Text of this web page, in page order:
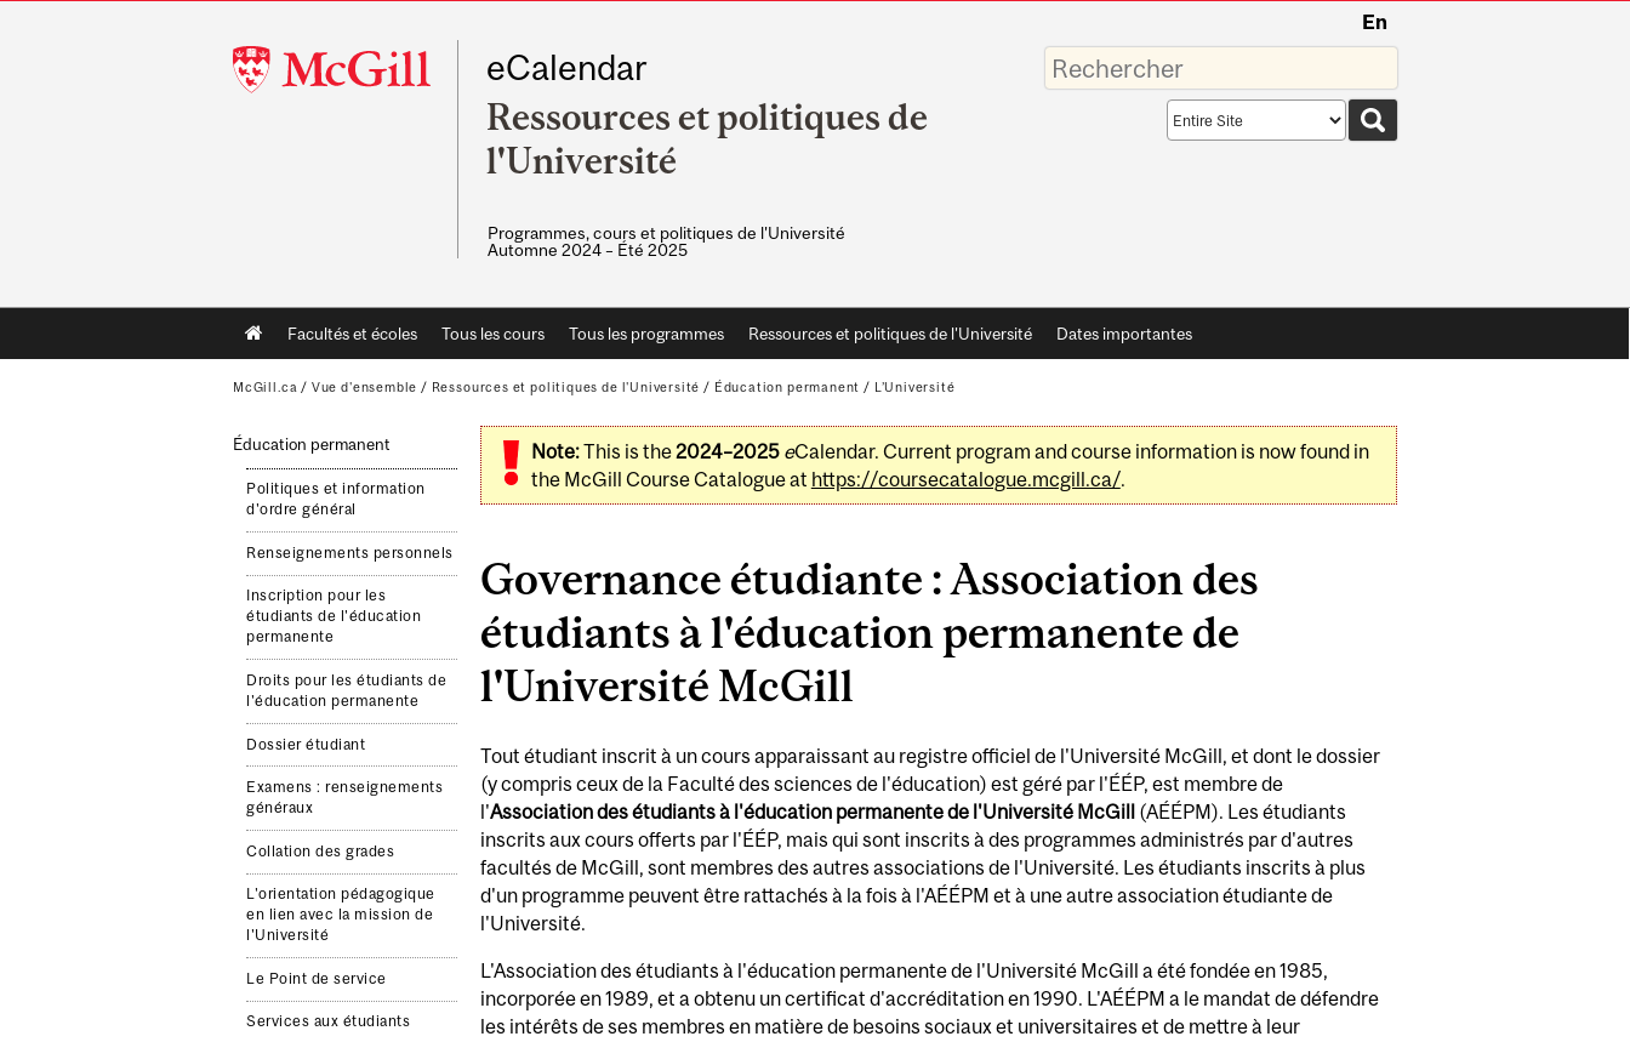
McGill
University
En
eCalendar
Ressources et politiques de
l'Université
Programmes, cours et politiques de l'Université
Automne 2024 – Été 2025
Saisissez
vos
mots-
Search
scope
Main
navigation
Facultés et écoles Tous les cours Tous les programmes Ressources et politiques de l'Université Dates importantes
McGill.ca / Vue d'ensemble / Ressources et politiques de l'Université / Éducation permanent / L’Université
Éducation permanent
Politiques et information
d'ordre général
Renseignements personnels
Inscription pour les
étudiants de l'éducation
permanente
Droits pour les étudiants de
l'éducation permanente
Dossier étudiant
Examens : renseignements
généraux
Collation des grades
L'orientation pédagogique
en lien avec la mission de
l'Université
Le Point de service
Services aux étudiants
Note:This is the2024–2025 eCalendar. Current program and course information is now found in
the McGill Course Catalogue at https://coursecatalogue.mcgill.ca/.
Governance étudiante : Association des
étudiants à l'éducation permanente de
l'Université McGill
Tout étudiant inscrit à un cours apparaissant au registre officiel de l'Université McGill, et dont le dossier
(y compris ceux de la Faculté des sciences de l'éducation) est géré par l'ÉÉP, est membre de
l'Association des étudiants à l'éducation permanente de l'Université McGill
(AÉÉPM). Les étudiants
inscrits aux cours offerts par l'ÉÉP, mais qui sont inscrits à des programmes administrés par d'autres
facultés de McGill, sont membres des autres associations de l'Université. Les étudiants inscrits à plus
d'un programme peuvent être rattachés à la fois à l'AÉÉPM et à une autre association étudiante de
l'Université.
L'Association des étudiants à l'éducation permanente de l'Université McGill a été fondée en 1985,
incorporée en 1989, et a obtenu un certificat d'accréditation en 1990. L'AÉÉPM a le mandat de défendre
les intérêts de ses membres en matière de besoins sociaux et universitaires et de mettre à leur